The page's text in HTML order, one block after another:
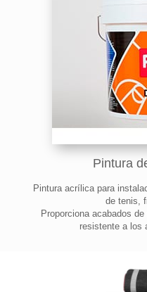
Pintura
Pintura acrílica para
de tenis,
Proporciona acabados
resistente a los